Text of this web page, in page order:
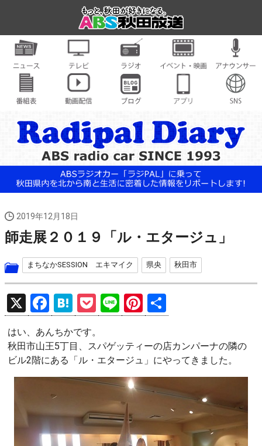
2019年12月18日
師走展２０１９「ル・エタージュ」
まちなかSESSION エキマイク 県央 秋田市
X
F
a
ce
b
o
o
k
H
at
e
n
a
P
o
ck
et
Li
n
e
Pi
nt
er
es
t
有
はい、あんちかです。
秋田市山王5丁目、スパゲッティーの店カンパーナの隣の
ビル2階にある「ル・エタージュ」にやってきました。